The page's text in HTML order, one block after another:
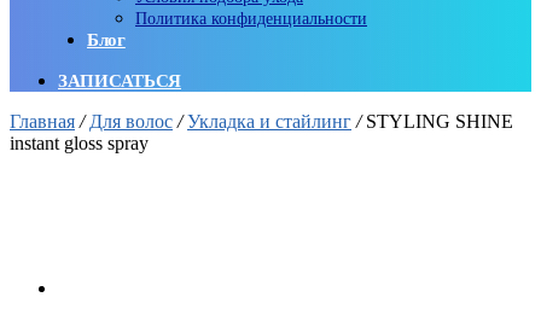
Политика конфиденциальности
Блог
ЗАПИСАТЬСЯ
Главная / Для волос / Укладка и стайлинг /STYLING SHINE
instant gloss spray